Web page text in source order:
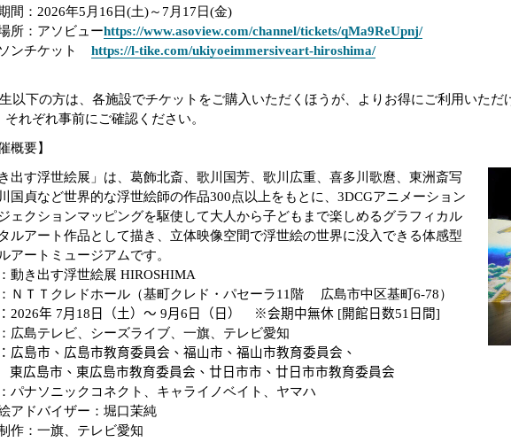
間： 2026年5 月 16 日(土)～ 7 月 17 日(金)
所：アソビューhttps://www.asoview.com/channel/tickets/qMa9ReUpnj/
ンチケット
https://l-tike.com/ukiyoeimmersiveart-hiroshima/
以下の方は、各施設でチケットをご購入いただくほうが、よりお得にご利用いた
それぞれ事前にご確認ください。
概要】
き出す浮世絵展」は、葛飾北斎、歌川国芳、歌川広重、喜多川歌麿、東洲斎写
国貞など世界的な浮世絵師の作品300点以上をもとに、 3DCGアニメーション
ェクションマッピングを駆使して大人から子どもまで楽しめるグラフィカル
ルアート作品として描き、立体映像空間で浮世絵の世界に没入できる体感型
アートミュージアムです。
動き出す浮世絵展 HIROSHIMA
ＮＴＴクレドホール（基町クレド・パセーラ11階 広島市中区基町6-78）
2026年 7月 18 日（土）～ 9月 6 日（日） ※会期中無休[開館日数51 日間]
広島テレビ、シーズライブ、一旗、テレビ愛知
広島市、広島市教育委員会、福山市、福山市教育委員会、
東広島市、東広島市教育委員会、廿日市市、廿日市市教育委員会
パナソニックコネクト、キャライノベイト、ヤマハ
アドバイザー：堀口茉純
作：一旗、テレビ愛知